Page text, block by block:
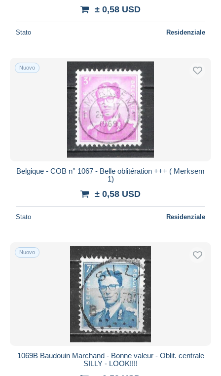
± 0,58 USD
Stato Residenziale
Nuovo
Belgique - COB n° 1067 - Belle oblitération +++ ( Merksem
1)
± 0,58 USD
Stato Residenziale
Nuovo
1069B Baudouin Marchand - Bonne valeur - Oblit. centrale
SILLY - LOOK!!!!